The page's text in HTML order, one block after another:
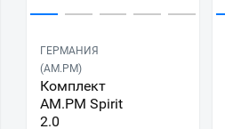
ГЕРМАНИЯ
(AM.PM)
Комплект
AM.PM Spirit
2.0